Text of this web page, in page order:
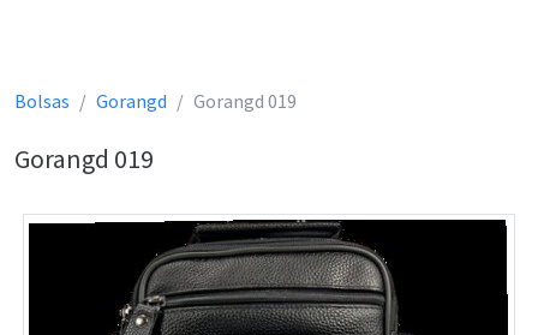
Bolsas Gorangd Gorangd 019
Gorangd 019